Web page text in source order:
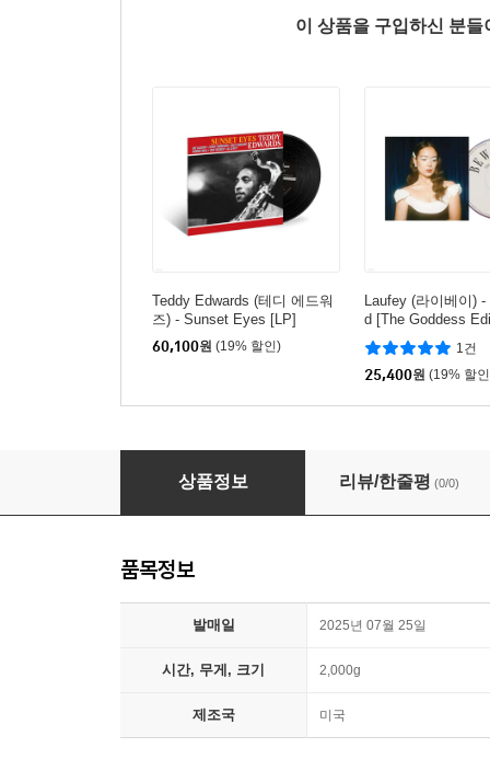
이 상품을 구입하신 분
Teddy Edwards (테디 에드워
즈) - Sunset Eyes [LP]
60,100원 (19% 할인)
Laufey (라이베이)
d [The Goddess
1건
25,400원 (19% 할
Sam Rivers (샘 리버스) - A New Conception
상품정보 리뷰/한줄평 (0/0)
품목정보
발매일 2025년 07월 25일
시간, 무게, 크기 2,000g
제조국 미국